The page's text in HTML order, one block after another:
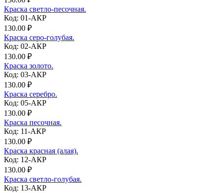
Краска светло-песочная.
Код: 01-АКР
130.00 ₽
Краска серо-голубая.
Код: 02-АКР
130.00 ₽
Краска золото.
Код: 03-АКР
130.00 ₽
Краска серебро.
Код: 05-АКР
130.00 ₽
Краска песочная.
Код: 11-АКР
130.00 ₽
Краска красная (алая).
Код: 12-АКР
130.00 ₽
Краска светло-голубая.
Код: 13-АКР